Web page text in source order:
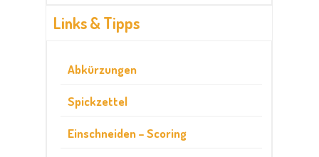
Links & Tipps
Abkürzungen
Spickzettel
Einschneiden – Scoring